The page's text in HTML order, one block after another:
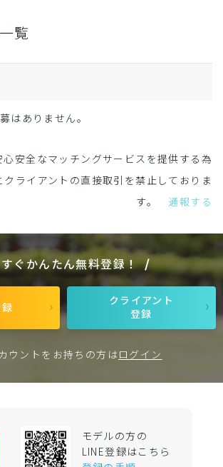
覧
はありません。
安全なマッチングサービスを提供する為
クライアントの直接取引を禁止しておりま
す。通報する
ぐかんたん無料登録！
クライアント
登録
ウントをお持ちの方はログイン
モデルの方の
LINE登録はこちら